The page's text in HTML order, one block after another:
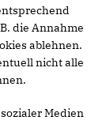
die Annahme
ablehnen.
nicht alle
Medien